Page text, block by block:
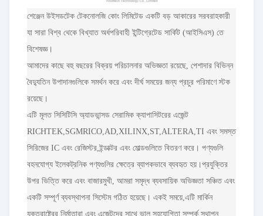
শেঞ্জেন উইসডটেক টেকনোলজি কোং লিমিটেড একটি বড় আকারের সরবরাহকারী
যা সারা বিশ্ব থেকে বিখ্যাত অর্ধপরিবাহী ইন্টিগ্রেটেড সার্কিট (আইসিএস) তে
বিশেষজ্ঞ।
আমাদের কাছে বহু বছরের বিক্রয় পরিচালনার অভিজ্ঞতা রয়েছে, পেশাদার বিভিন্ন
বৈদ্যুতিন উপাদানগুলিকে সমর্থন করে এবং দীর্ঘ সময়ের জন্য প্রচুর পরিমাণে স্টক
রয়েছে।
এটি মূলত সিসিটিসি অ্যাডভান্সড সেরামিক ক্যাপাসিটরের এজেন্ট
RICHTEK,SGMRICO,AD,XILINX,ST,ALTERA,TI এবং সমস্ত
সিরিজের IC এবং রেজিস্টর,ইন্ডাক্টর এবং মোল্ডগুলিতে বিতরণ করে। পণ্যগুলি
বহনযোগ্য ইলেকট্রনিক পণ্যগুলির ক্ষেত্রে ব্যাপকভাবে ব্যবহৃত হয়।প্রযুক্তির
উপর ভিত্তি করে এবং বাজারমুখী, আমরা সমৃদ্ধ ব্যবসায়িক অভিজ্ঞতা সঞ্চিত এবং
একটি সম্পূর্ণ ব্যবস্থাপনা সিস্টেম গঠিত হয়েছে। একই সময়ে,এটি মার্কিন
যুক্তরাষ্ট্রের নির্মাতারা এবং এজেন্টদের সাথে ভাল সহযোগিতা সম্পর্ক স্থাপন